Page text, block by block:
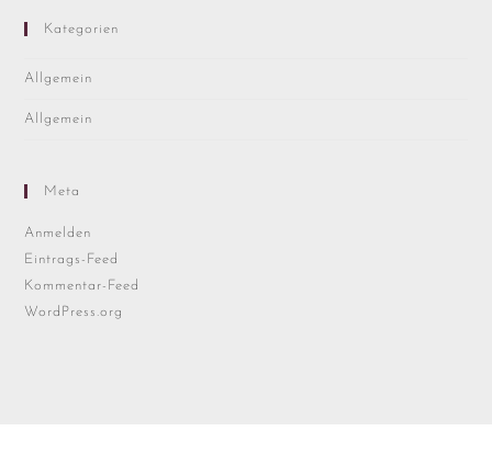
Kategorien
Allgemein
Allgemein
Meta
Anmelden
Eintrags-Feed
Kommentar-Feed
WordPress.org